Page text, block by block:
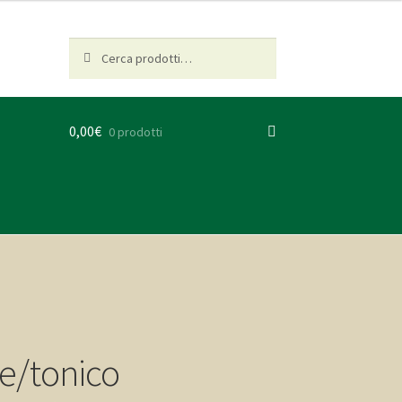
0,00€ 0 prodotti
tonico